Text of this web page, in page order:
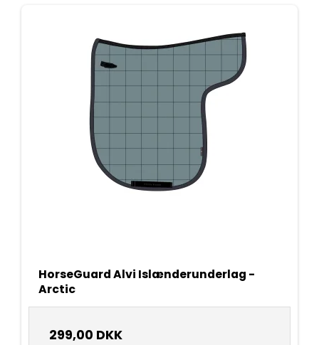
HorseGuard Alvi Islænderunderlag -
Arctic
299,00 DKK